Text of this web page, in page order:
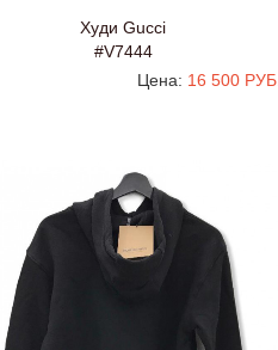
Худи Gucci
#V7444
Цена: 16 500 РУБ.